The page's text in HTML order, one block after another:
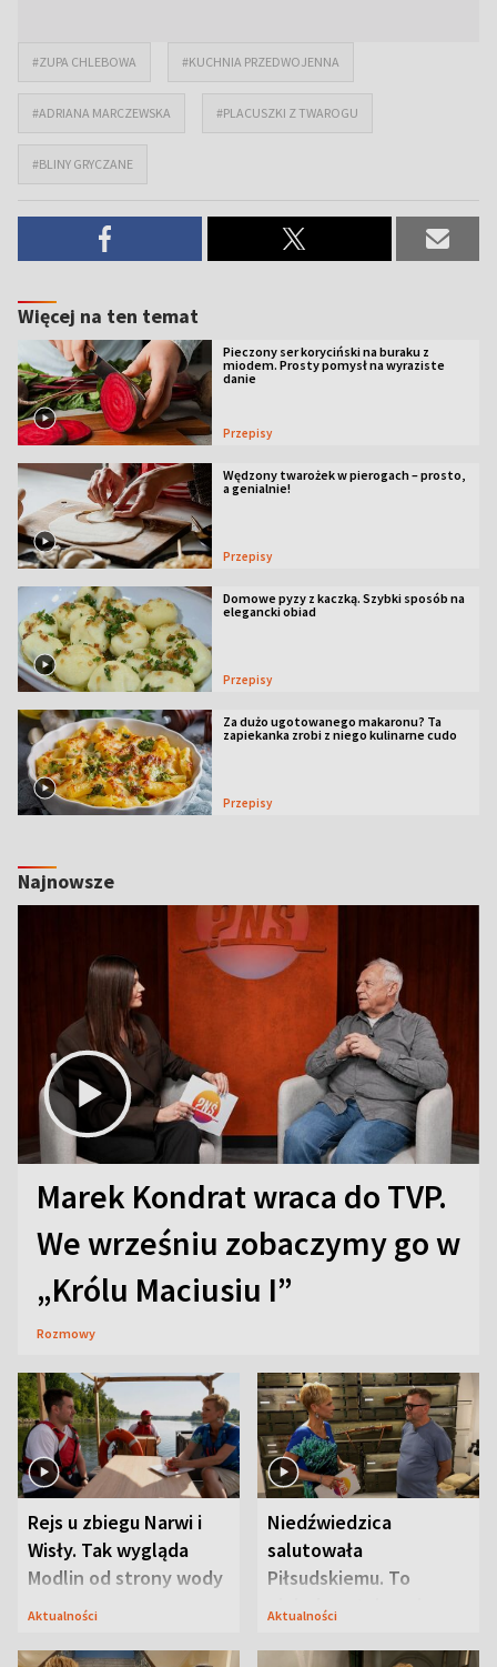
#ZUPA CHLEBOWA #KUCHNIA PRZEDWOJENNA
#ADRIANA MARCZEWSKA #PLACUSZKI Z TWAROGU
#BLINY GRYCZANE
Więcej na ten temat
Pieczony ser koryciński na buraku z
miodem. Prosty pomysł na wyraziste
danie
Przepisy
Wędzony twarożek w pierogach – prosto,
a genialnie!
Przepisy
Domowe pyzy z kaczką. Szybki sposób na
elegancki obiad
Przepisy
Za dużo ugotowanego makaronu? Ta
zapiekanka zrobi z niego kulinarne cudo
Przepisy
Najnowsze
Marek Kondrat wraca do TVP.
We wrześniu zobaczymy go w
„Królu Maciusiu I”
Rozmowy
Rejs u zbiegu Narwi i
Wisły. Tak wygląda
Modlin od strony wody
Aktualności
Niedźwiedzica
salutowała
Piłsudskiemu. To
niejedyna tajemnica
Aktualności